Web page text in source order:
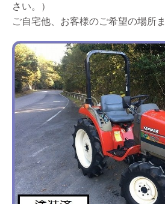
さい。）
ご自宅他、お客様のご希望の場所